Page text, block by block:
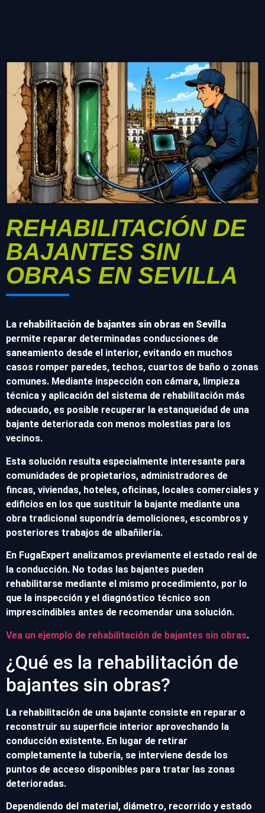
REHABILITACIÓN DE
BAJANTES SIN
OBRAS EN SEVILLA
La rehabilitación de bajantes sin obras en Sevilla
permite reparar determinadas conducciones de
saneamiento desde el interior, evitando en muchos
casos romper paredes, techos, cuartos de baño o zonas
comunes. Mediante inspección con cámara, limpieza
técnica y aplicación del sistema de rehabilitación más
adecuado, es posible recuperar la estanqueidad de una
bajante deteriorada con menos molestias para los
vecinos.
Esta solución resulta especialmente interesante para
comunidades de propietarios, administradores de
fincas, viviendas, hoteles, oficinas, locales comerciales y
edificios en los que sustituir la bajante mediante una
obra tradicional supondría demoliciones, escombros y
posteriores trabajos de albañilería.
En FugaExpert analizamos previamente el estado real de
la conducción. No todas las bajantes pueden
rehabilitarse mediante el mismo procedimiento, por lo
que la inspección y el diagnóstico técnico son
imprescindibles antes de recomendar una solución.
Vea un ejemplo de rehabilitación de bajantes sin obras.
¿Qué es la rehabilitación de
bajantes sin obras?
La rehabilitación de una bajante consiste en reparar o
reconstruir su superficie interior aprovechando la
conducción existente. En lugar de retirar
completamente la tubería, se interviene desde los
puntos de acceso disponibles para tratar las zonas
deterioradas.
Dependiendo del material, diámetro, recorrido y estado